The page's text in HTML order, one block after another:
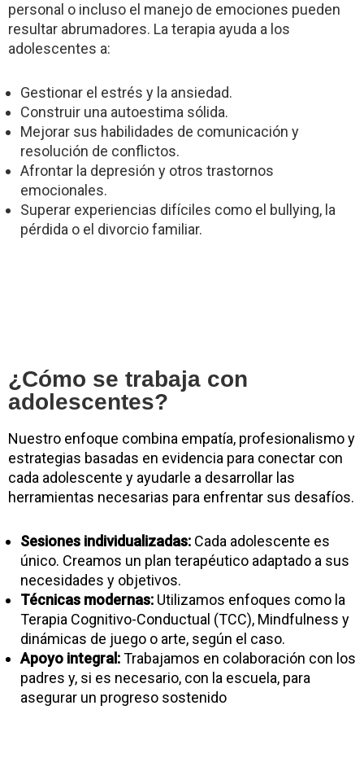
personal o incluso el manejo de emociones pueden
resultar abrumadores. La terapia ayuda a los
adolescentes a:
Gestionar el estrés y la ansiedad.
Construir una autoestima sólida.
Mejorar sus habilidades de comunicación y
resolución de conflictos.
Afrontar la depresión y otros trastornos
emocionales.
Superar experiencias difíciles como el bullying, la
pérdida o el divorcio familiar.
¿Cómo se trabaja con
adolescentes?
Nuestro enfoque combina empatía, profesionalismo y
estrategias basadas en evidencia para conectar con
cada adolescente y ayudarle a desarrollar las
herramientas necesarias para enfrentar sus desafíos.
Sesiones individualizadas: Cada adolescente es
único. Creamos un plan terapéutico adaptado a sus
necesidades y objetivos.
Técnicas modernas: Utilizamos enfoques como la
Terapia Cognitivo-Conductual (TCC), Mindfulness y
dinámicas de juego o arte, según el caso.
Apoyo integral:Trabajamos en colaboración con los
padres y, si es necesario, con la escuela, para
asegurar un progreso sostenido